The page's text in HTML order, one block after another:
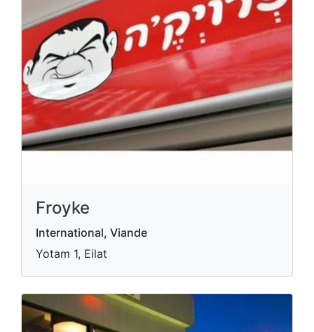
Froyke
International, Viande
Yotam 1, Eilat